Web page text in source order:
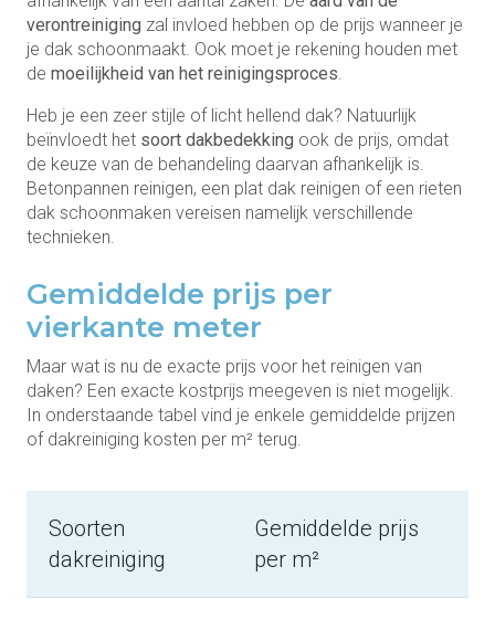
verontreiniging zal invloed hebben op de prijs wanneer je
je dak schoonmaakt. Ook moet je rekening houden met
de moeilijkheid van het reinigingsproces
Heb je een zeer stijle of licht hellend dak? Natuurlijk
beïnvloedt het soort dakbedekking ook de prijs, omdat
de keuze van de behandeling daarvan afhankelijk is.
Betonpannen reinigen, een plat dak reinigen of een rieten
dak schoonmaken vereisen namelijk verschillende
technieken.
Gemiddelde prijs per
vierkante meter
Maar wat is nu de exacte prijs voor het reinigen van
daken? Een exacte kostprijs meegeven is niet mogelijk.
In onderstaande tabel vind je enkele gemiddelde prijzen
of dakreiniging kosten per m² terug.
Soorten
dakreiniging
Gemiddelde prijs
per m²